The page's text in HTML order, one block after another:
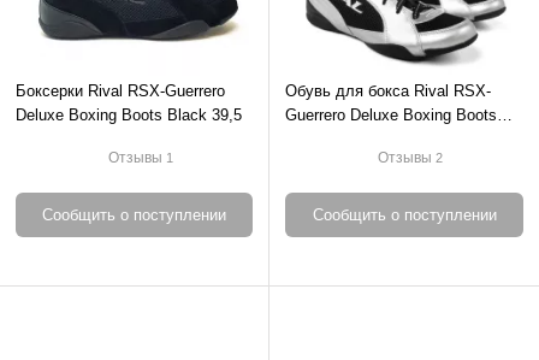
Боксерки Rival RSX-Guerrero
Deluxe Boxing Boots Black 39,5
Отзывы 1
Сообщить о поступлении
Обувь для бокса Rival RSX-
Guerrero Deluxe Boxing Boots
Отзывы2
Сообщить о поступлении